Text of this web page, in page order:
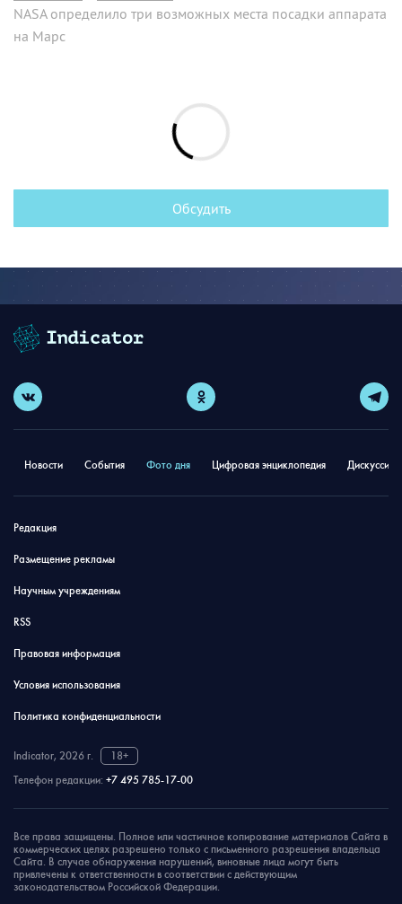
NASA определило три возможных места посадки аппарата
на Марс
Обсудить
Новости События Фото дня Цифровая энциклопедия
Редакция
Размещение рекламы
Научным учреждениям
RSS
Правовая информация
Условия использования
Политика конфиденциальности
Indicator, 2026 г.
18+
Телефон редакции: +7 495 785-17-00
Все права защищены. Полное или частичное копирование материалов Сайта в
коммерческих целях разрешено только с письменного разрешения владельца
Сайта. В случае обнаружения нарушений, виновные лица могут быть
привлечены к ответственности в соответствии с действующим
законодательством Российской Федерации.